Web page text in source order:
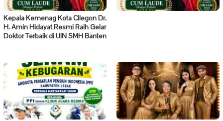
Kepala Kemenag Kota Cilegon Dr.
H. Amin Hidayat Resmi Raih Gelar
Doktor Terbaik di UIN SMH Banten